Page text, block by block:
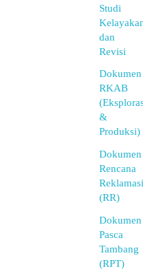
Studi
dan
Revisi
Dokumen
RKAB
&
Produksi)
Dokumen
Rencana
Reklamasi
(RR)
Dokumen
Pasca
Tambang
(RPT)